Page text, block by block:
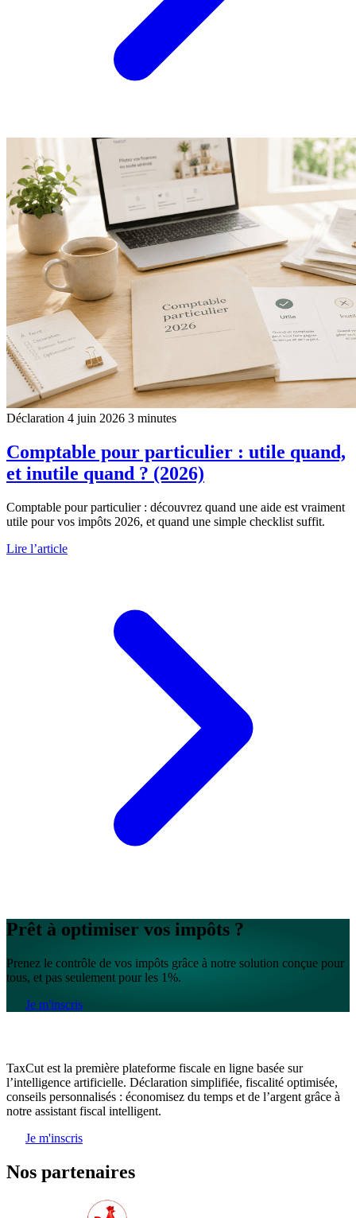
Déclaration 4 juin 2026 3 minutes
Comptable pour particulier : utile quand,
et inutile quand ? (2026)
Comptable pour particulier : découvrez quand une aide est vraiment
utile pour vos impôts 2026, et quand une simple checklist suffit.
Lire l’article
Prêt à optimiser vos impôts ?
Prenez le contrôle de vos impôts grâce à notre solution conçue pour
tous, et pas seulement pour les 1%.
Je m'inscris
TaxCut est la première plateforme fiscale en ligne basée sur
l’intelligence artificielle. Déclaration simplifiée, fiscalité optimisée,
conseils personnalisés : économisez du temps et de l’argent grâce à
notre assistant fiscal intelligent.
Je m'inscris
Nos partenaires